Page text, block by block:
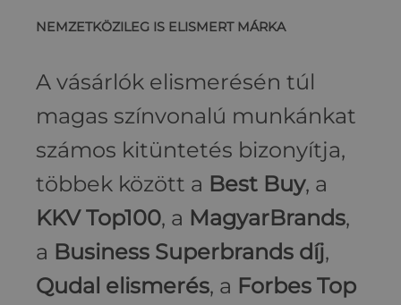
NEMZETKÖZILEG IS ELISMERT MÁRKA
A vásárlók elismerésén túl
magas színvonalú munkánkat
számos kitüntetés bizonyítja,
többek között a Best Buy, a
KKV Top100, a MagyarBrands,
a Business Superbrands díj,
Qudal elismerés, a Forbes Top